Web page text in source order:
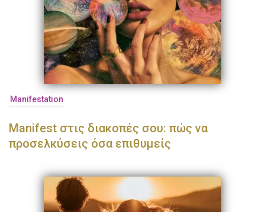
Manifestation
Manifest στις διακοπές σου: πώς να
προσελκύσεις όσα επιθυμείς